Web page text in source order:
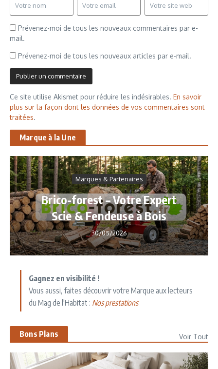
Prévenez-moi de tous les nouveaux commentaires par e-
mail.
Prévenez-moi de tous les nouveaux articles par e-mail.
Ce site utilise Akismet pour réduire les indésirables. En savoir
plus sur la façon dont les données de vos commentaires sont
traitées.
Marque à la Une
Marques & Partenaires
Brico-forest – Votre Expert
Scie & Fendeuse à Bois
30/05/2026
Gagnez en visibilité !
Vous aussi, faites découvrir votre Marque aux lecteurs
du Mag de l'Habitat : Nos prestations
Bons Plans Voir Tout